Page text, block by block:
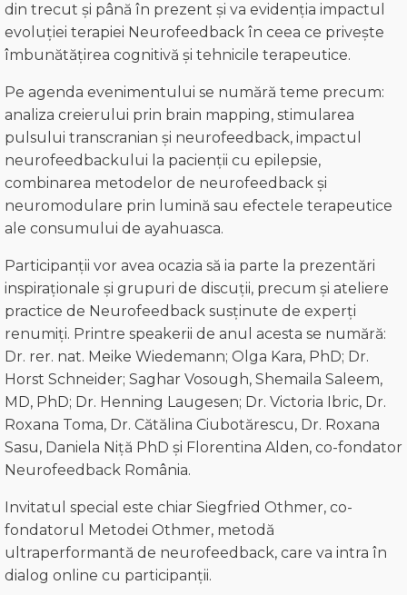
din trecut și până în prezent și va evidenția impactul
evoluției terapiei Neurofeedback în ceea ce privește
îmbunătățirea cognitivă și tehnicile terapeutice.
Pe agenda evenimentului se numără teme precum:
analiza creierului prin brain mapping, stimularea
pulsului transcranian și neurofeedback, impactul
neurofeedbackului la pacienții cu epilepsie,
combinarea metodelor de neurofeedback și
neuromodulare prin lumină sau efectele terapeutice
ale consumului de ayahuasca.
Participanții vor avea ocazia să ia parte la prezentări
inspiraționale și grupuri de discuții, precum și ateliere
practice de Neurofeedback susținute de experți
renumiți. Printre speakerii de anul acesta se numără:
Dr. rer. nat. Meike Wiedemann; Olga Kara, PhD; Dr.
Horst Schneider; Saghar Vosough, Shemaila Saleem,
MD, PhD; Dr. Henning Laugesen; Dr. Victoria Ibric, Dr.
Roxana Toma, Dr. Cătălina Ciubotărescu, Dr. Roxana
Sasu, Daniela Niță PhD și Florentina Alden, co-fondator
Neurofeedback România.
Invitatul special este chiar Siegfried Othmer, co-
fondatorul Metodei Othmer, metodă
ultraperformantă de neurofeedback, care va intra în
dialog online cu participanții.